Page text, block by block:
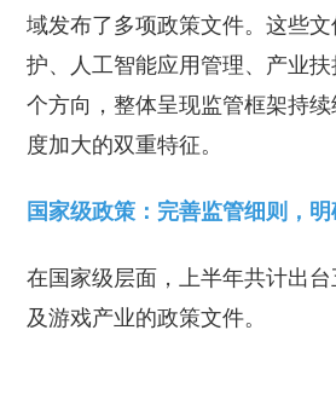
域发布了多项政策文件。这些
护、人工智能应用管理、产业
个方向，整体呈现监管框架持
度加大的双重特征。
国家级政策：完善监管细则，
在国家级层面，上半年共计出
及游戏产业的政策文件。